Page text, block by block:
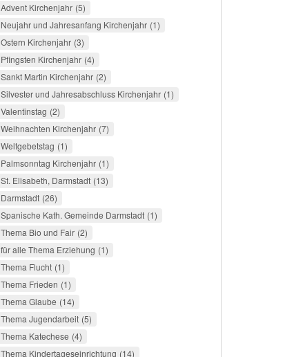
Advent Kirchenjahr 5
Neujahr und Jahresanfang Kirchenjahr 1
Ostern Kirchenjahr 3
Pfingsten Kirchenjahr 4
Sankt Martin Kirchenjahr 2
Silvester und Jahresabschluss Kirchenjahr 1
Valentinstag 2
Weihnachten Kirchenjahr 7
Weltgebetstag 1
Palmsonntag Kirchenjahr 1
St. Elisabeth, Darmstadt 13
Darmstadt 26
Spanische Kath. Gemeinde Darmstadt 1
Thema Bio und Fair 2
für alle Thema Erziehung 1
Thema Flucht 1
Thema Frieden 1
Thema Glaube 14
Thema Jugendarbeit 5
Thema Katechese 4
Thema Kindertageseinrichtung 14